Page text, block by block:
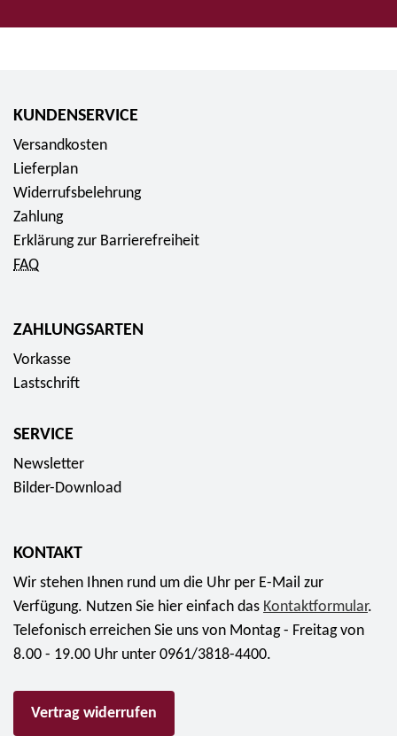
KUNDENSERVICE
Versandkosten
Lieferplan
Widerrufsbelehrung
Zahlung
Erklärung zur Barrierefreiheit
FAQ
ZAHLUNGSARTEN
Vorkasse
Lastschrift
SERVICE
Newsletter
Bilder-Download
KONTAKT
Wir stehen Ihnen rund um die Uhr per E-Mail zur
Verfügung. Nutzen Sie hier einfach das Kontaktformular.
Telefonisch erreichen Sie uns von Montag - Freitag von
8.00 - 19.00 Uhr unter 0961/3818-4400.
Vertrag widerrufen